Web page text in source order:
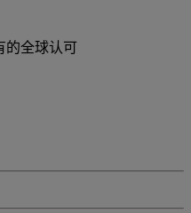
的全球认可